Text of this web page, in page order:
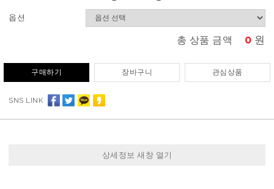
옵션
총 상품 금액 0 원
구매하기 장바구니 관심상품
SNS LINK
상세정보 새창 열기